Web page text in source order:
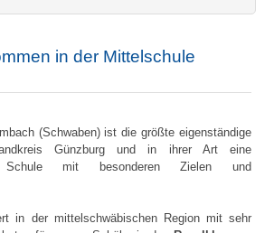
in der Mittelschule
(Schwaben) ist die größte eigenständige
Günzburg und in ihrer Art eine
Schule mit besonderen Zielen und
in der mittelschwäbischen Region mit sehr